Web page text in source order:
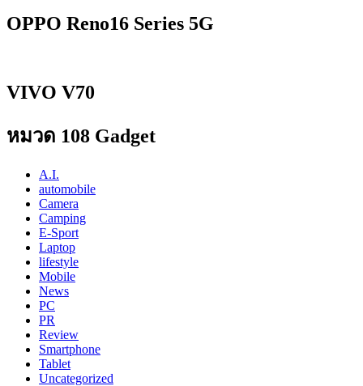
OPPO Reno16 Series 5G
VIVO V70
หมวด 108 Gadget
A.I.
automobile
Camera
Camping
E-Sport
Laptop
lifestyle
Mobile
News
PC
PR
Review
Smartphone
Tablet
Uncategorized